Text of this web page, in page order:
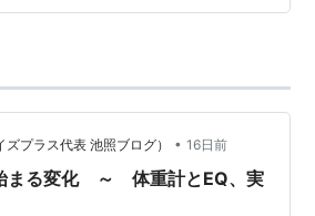
分からない。感情なんて仕事には
ったく受け入れようとしません。
こともできる 私が近づくと、彼女
プラス代表 池照ブログ） • 16日前
まる変化 ～ 体重計とEQ、実